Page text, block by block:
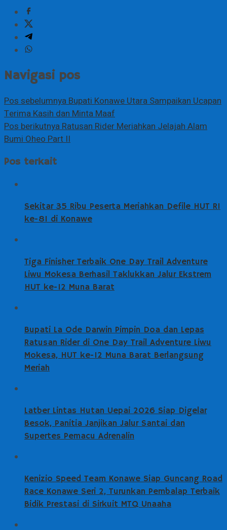
Navigasi pos
Pos sebelumnyaBupati Konawe Utara Sampaikan Ucapan
Terima Kasih dan Minta Maaf
Pos berikutnyaRatusan Rider Meriahkan Jelajah Alam
Bumi Oheo Part II
Pos terkait
Sekitar 35 Ribu Peserta Meriahkan Defile HUT RI
ke-81 di Konawe
Tiga Finisher Terbaik One Day Trail Adventure
Liwu Mokesa Berhasil Taklukkan Jalur Ekstrem
HUT ke-12 Muna Barat
Bupati La Ode Darwin Pimpin Doa dan Lepas
Ratusan Rider di One Day Trail Adventure Liwu
Mokesa, HUT ke-12 Muna Barat Berlangsung
Meriah
Latber Lintas Hutan Uepai 2026 Siap Digelar
Besok, Panitia Janjikan Jalur Santai dan
Supertes Pemacu Adrenalin
Kenizio Speed Team Konawe Siap Guncang Road
Race Konawe Seri 2, Turunkan Pembalap Terbaik
Bidik Prestasi di Sirkuit MTQ Unaaha